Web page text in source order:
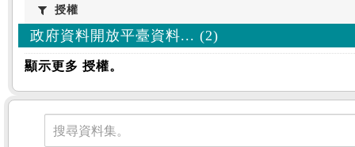
授權授權
政府資料開放平臺資料... (2)
顯示更多 授權。
資料集
搜尋資料集。